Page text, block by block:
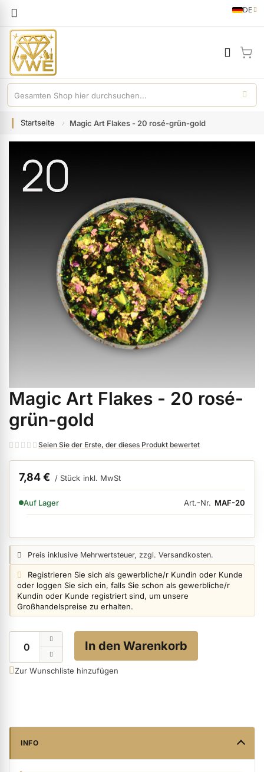
Sprache
DE
German
Weihnachtsmarkt anzeigen
Gel anzeigen
Gel Polish anzeigen
Acryl anzeigen
Nagellack & Flüssigkeiten anzeigen
Nagelfeilen, Werkzeuge, Tips & Zubehör anzeigen
Hygiene anzeigen
Skintrix anzeigen
Startseite Magic Art Flakes - 20 rosé-grün-gold
Ende
Bildgalerie
Zum
Anfang
der
Magic Art Flakes - 20 rosé-
grün-gold
Seien Sie der Erste, der dieses Produkt bewertet
7,84 € / Stück inkl. MwSt
VERFÜGBARKEIT:
Auf Lager Art.-Nr. MAF-20
Preisangabe:
Preis inklusive Mehrwertsteuer, zzgl. Versandkosten.
Login info:
Registrieren Sie sich als gewerbliche/r Kundin oder Kunde
oder loggen Sie sich ein, falls Sie schon als gewerbliche/r
Kundin oder Kunde registriert sind, um unsere
Großhandelspreise zu erhalten.
In den Warenkorb
Zur Wunschliste hinzufügen
INFO